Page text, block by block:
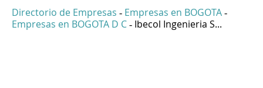
Directorio de Empresas - Empresas en BOGOTA -
Empresas en BOGOTA D C - Ibecol Ingenieria S...